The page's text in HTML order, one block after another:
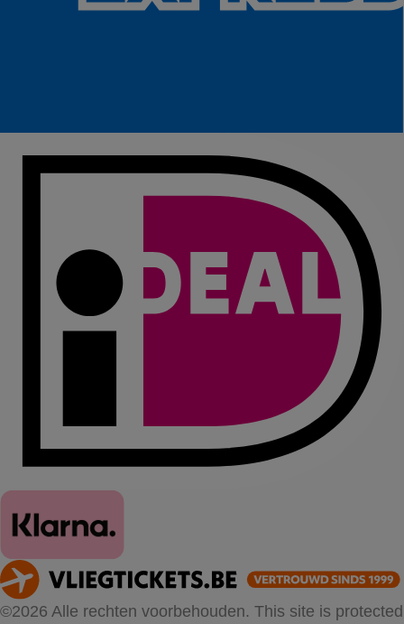
©2026 Alle rechten voorbehouden. This site is protected